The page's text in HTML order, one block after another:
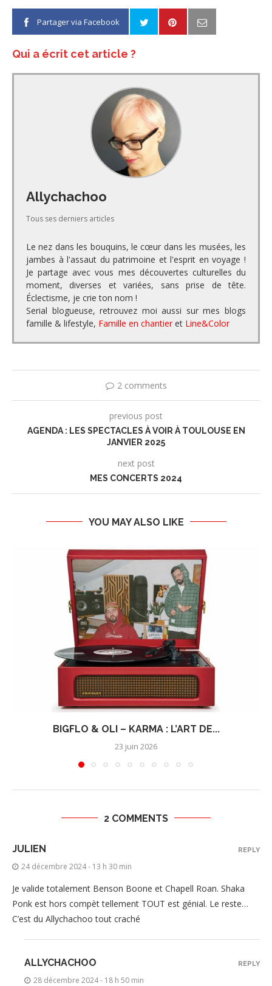
Partager via Facebook
Qui a écrit cet article ?
Allychachoo
Tous ses derniers articles
Le nez dans les bouquins, le cœur dans les musées, les
jambes à l'assaut du patrimoine et l'esprit en voyage !
Je partage avec vous mes découvertes culturelles du
moment, diverses et variées, sans prise de tête.
Éclectisme, je crie ton nom !
Serial blogueuse, retrouvez moi aussi sur mes blogs
famille & lifestyle, Famille en chantier et Line&Color
2 comments
previous post
AGENDA : LES SPECTACLES À VOIR À TOULOUSE EN
JANVIER 2025
next post
MES CONCERTS 2024
YOU MAY ALSO LIKE
BIGFLO & OLI – KARMA : L’ART DE...
23 juin 2026
2 COMMENTS
JULIEN
24 décembre 2024 - 13 h 30 min
Je valide totalement Benson Boone et Chapell Roan. Shaka
Ponk est hors compèt tellement TOUT est génial. Le reste…
C’est du Allychachoo tout craché
REPLY
ALLYCHACHOO
28 décembre 2024 - 18 h 50 min
REPLY